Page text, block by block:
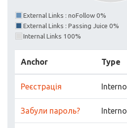
External Links : noFollow 0%
External Links : Passing Juice 0%
Internal Links 100%
Anchor Type
Реєстрація Interno
Забули пароль? Interno